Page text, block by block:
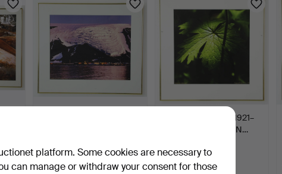
Estimate
106 USD
SVEN GILLSÄTER (1921–
2001). Photograph, "N…
1 bid
32 USD
platform. Some cookies are necessary to
can manage or withdraw your consent for those